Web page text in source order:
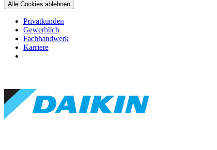
Alle Cookies ablehnen
Privatkunden
Gewerblich
Fachhandwerk
Karriere